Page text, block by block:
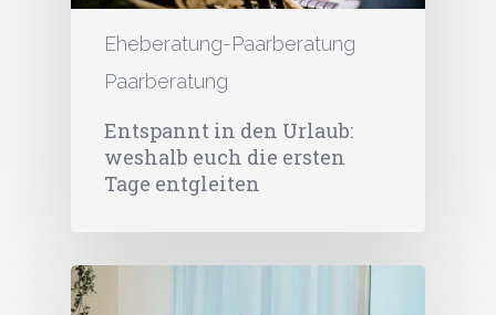
Eheberatung-Paarberatung
Paarberatung
Entspannt in den Urlaub:
weshalb euch die ersten
Tage entgleiten